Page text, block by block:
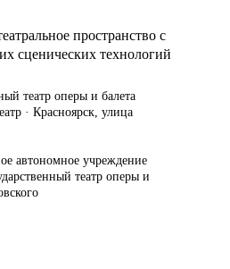
пространство с
сценических технологий
театр оперы и балета
· Красноярск, улица
автономное учреждение
театр оперы и